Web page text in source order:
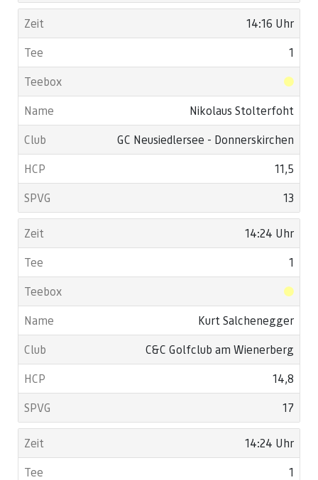
14:16 Uhr
1
Nikolaus Stolterfoht
GC Neusiedlersee - Donnerskirchen
11,5
13
14:24 Uhr
1
Kurt Salchenegger
C&C Golfclub am Wienerberg
14,8
17
14:24 Uhr
1